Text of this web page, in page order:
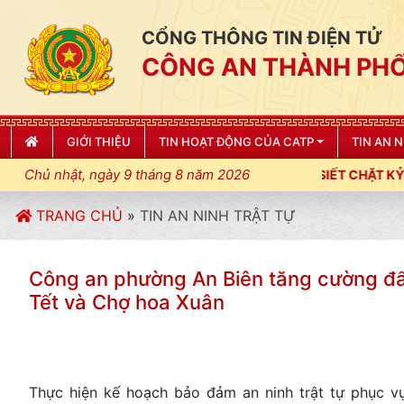
CỔNG THÔNG TIN ĐIỆN TỬ
CÔNG AN THÀNH
GIỚI THIỆU TIN HOẠT ĐỘNG CỦA CATP TIN AN
Chủ nhật, ngày 9 tháng 8 năm 2026
THÀNH PHỐ HẢI PHÒNG SIẾT CHẶT KỶ LUẬT, KỶ CƯƠNG,
TRANG CHỦ » TIN AN NINH TRẬT TỰ
Công an phường An Biên tăng cường
Tết và Chợ hoa Xuân
Thực hiện kế hoạch bảo đảm an ninh trật tự phục